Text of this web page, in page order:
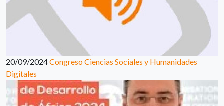
20/09/2024Congreso Ciencias Sociales y Humanidades
Digitales